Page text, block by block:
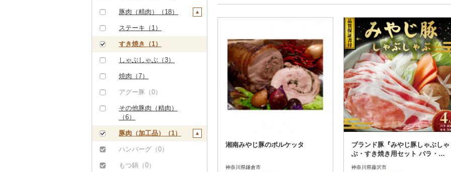
豚肉（精肉）（18）
ステーキ（1）
すき焼き（1）
しゃぶしゃぶ（3）
焼肉（7）
アグー豚（0）
その他豚肉（精肉）
（6）
豚肉（加工品）（1）
ハンバーグ（0）
もつ鍋（0）
決済方法 解除
PayPay
クレジットカード決済
Amazon Pay
楽天ペイ
メルペイ
d払い
発送種別 解除
通常
冷蔵便
冷凍便
新着順
レビュー
レビュー
寄付金額
寄付金額
湘南みやじ豚のポルケッタ
神奈川県鎌倉市
ブランド豚『みやじ豚しゃぶしゃ
ぶ・すき焼き用セット バラ・モ
モ(約900g)』
神奈川県藤沢市